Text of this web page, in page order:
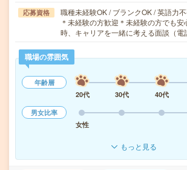
応募資格
職種未経験OK / ブランクOK / 英語力
＊未経験の方歓迎＊未経験の方でも
時、キャリアを一緒に考える面談（
職場の雰囲気
年齢層
20代
30代 40代
男女比率
女性
もっと見る